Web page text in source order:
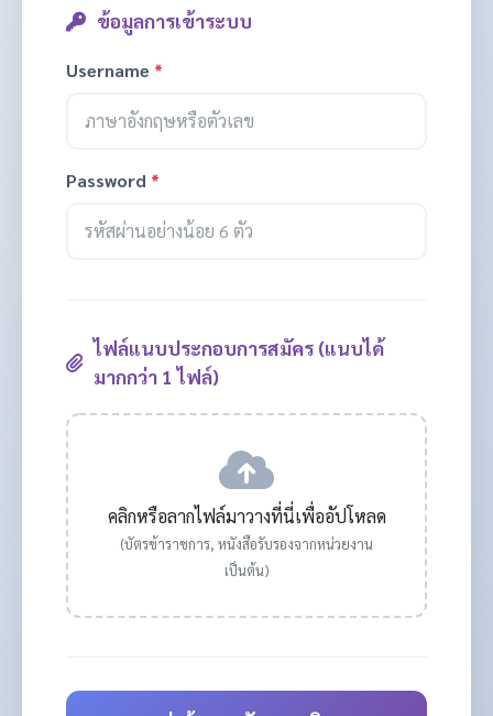
ข้อมูลการเข้าระบบ
Username *
Password *
ไฟล์แนบประกอบการสมัคร (แนบได้
มากกว่า 1 ไฟล์)
คลิกหรือลากไฟล์มาวางที่นี่เพื่ออัปโหลด
(บัตรข้าราชการ, หนังสือรับรองจากหน่วยงาน
เป็นต้น)